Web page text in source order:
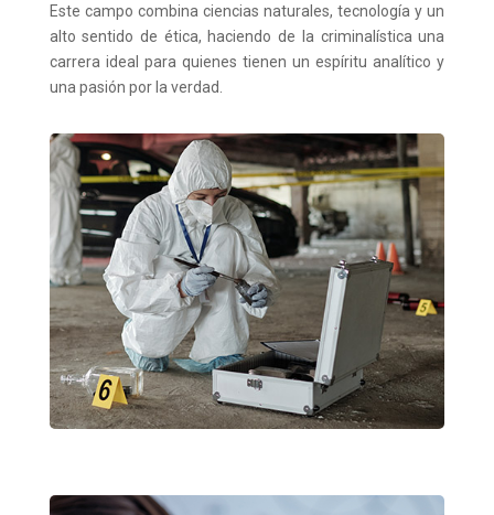
Este campo combina ciencias naturales, tecnología y un
alto sentido de ética, haciendo de la criminalística una
carrera ideal para quienes tienen un espíritu analítico y
una pasión por la verdad.